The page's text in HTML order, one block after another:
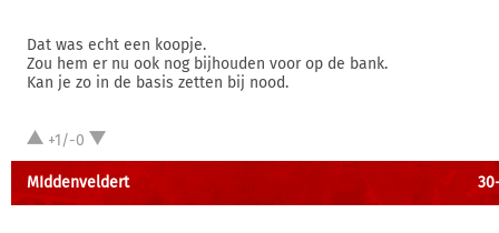
Dat was echt een koopje.
Zou hem er nu ook nog bijhouden voor op de bank.
Kan je zo in de basis zetten bij nood.
+1/-0
MIddenveldert